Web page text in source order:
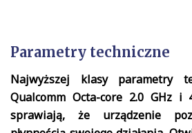
Parametry techniczne
Najwyższej klasy parametry
Qualcomm Octa-core 2.0 GHz i
sprawiają, że urządzenie